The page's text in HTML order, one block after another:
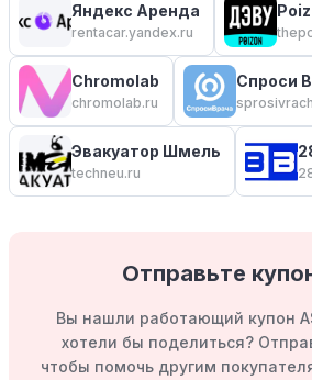
Яндекс Аренда
rentacar.yandex.ru
Chromolab
chromolab.ru
Спроси
Эвакуатор Шмель
techneu.ru
Отправьте
Вы нашли работающий купон
хотели бы поделиться?
чтобы помочь другим